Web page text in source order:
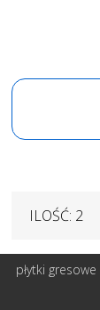
ILOŚĆ: 2
płytki gresowe